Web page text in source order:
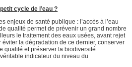
cycle de l’eau ?
enjeux de santé publique : l’accès à l’eau
qualité permet de prévenir un grand nombre
le traitement des eaux usées, avant rejet
la dégradation de ce dernier, conserver
qualité et préserver la biodiversité.
véritable indicateur du niveau du